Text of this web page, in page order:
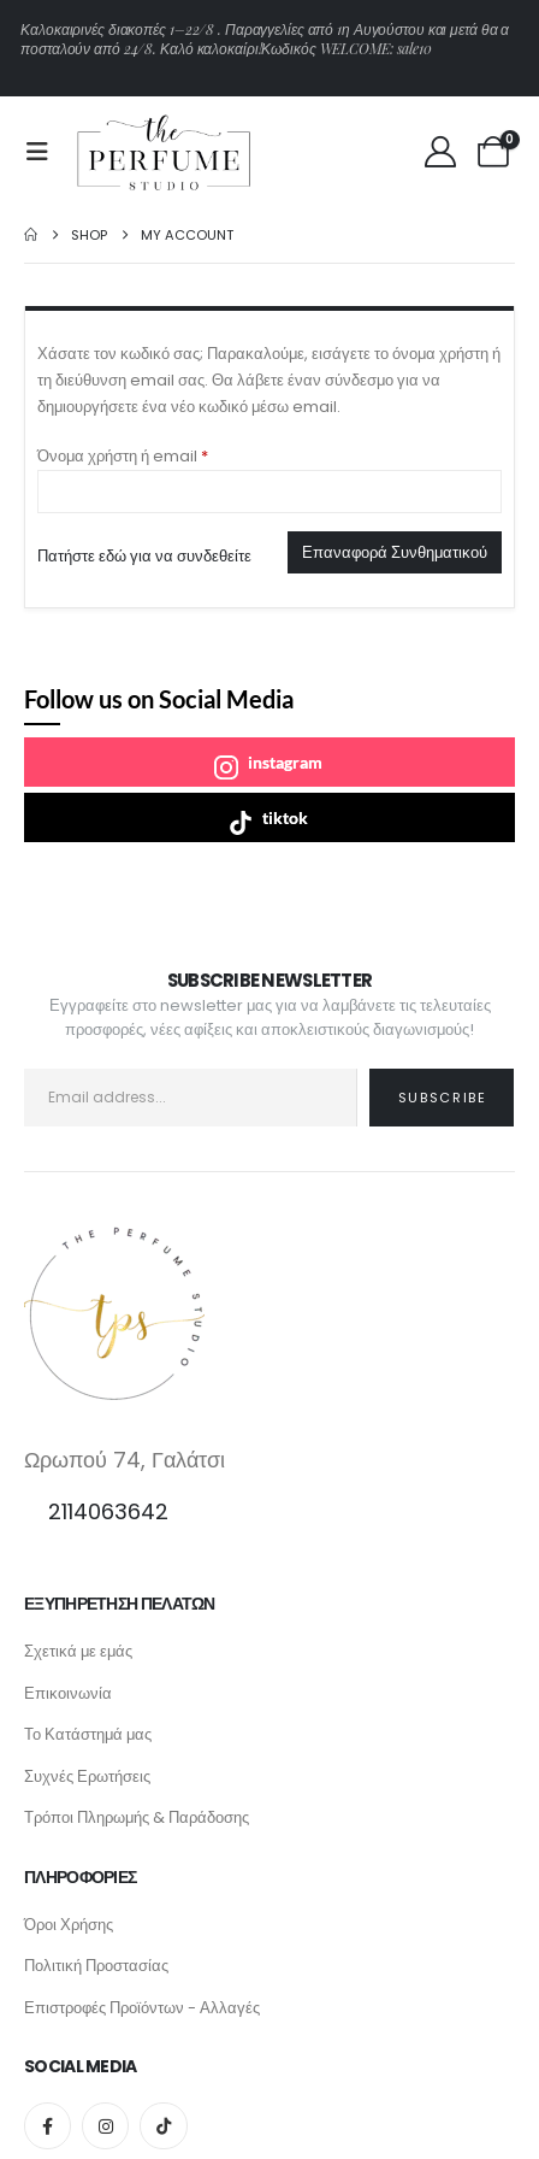
Καλοκαιρινέςδιακοπές 1–22/8. Παραγγελίες από 1η Αυγούστου και μετά θαα
ποσταλούναπό 24/8. Καλό καλοκαίρι!Κωδικός WELCOME: sale10
0
SHOP MY ACCOUNT
Χάσατε τον κωδικό σας; Παρακαλούμε, εισάγετε το όνομα χρήστη ή
τη διεύθυνση email σας. Θα λάβετε έναν σύνδεσμο για να
δημιουργήσετε ένα νέο κωδικό μέσω email.
Όνομα χρήστη ή email *Απαιτείται
Πατήστε εδώ για να συνδεθείτε Επαναφορά Συνθηματικού
Follow us on Social Media
instagram
tiktok
SUBSCRIBE NEWSLETTER
Εγγραφείτε στο newsletter μας για να λαμβάνετε τις τελευταίες
προσφορές, νέες αφίξεις και αποκλειστικούς διαγωνισμούς!
Ωρωπού 74, Γαλάτσι
2114063642
ΕΞΥΠΗΡΕΤΗΣΗ ΠΕΛΑΤΩΝ
Σχετικά με εμάς
Επικοινωνία
Το Κατάστημά μας
Συχνές Ερωτήσεις
Τρόποι Πληρωμής & Παράδοσης
ΠΛΗΡΟΦΟΡΙΕΣ
Όροι Χρήσης
Πολιτική Προστασίας
Επιστροφές Προϊόντων - Αλλαγές
SOCIAL MEDIA